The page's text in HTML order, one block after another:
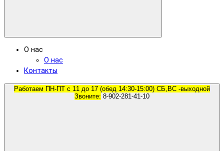
О нас
О нас
Контакты
Работаем ПН-ПТ с 11 до 17 (обед 14:30-15:00) СБ,ВС -выходной
Звоните: